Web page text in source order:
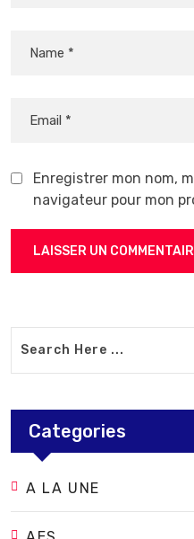
Enregistrer mon nom,
navigateur pour mon
Categories
A LA UNE